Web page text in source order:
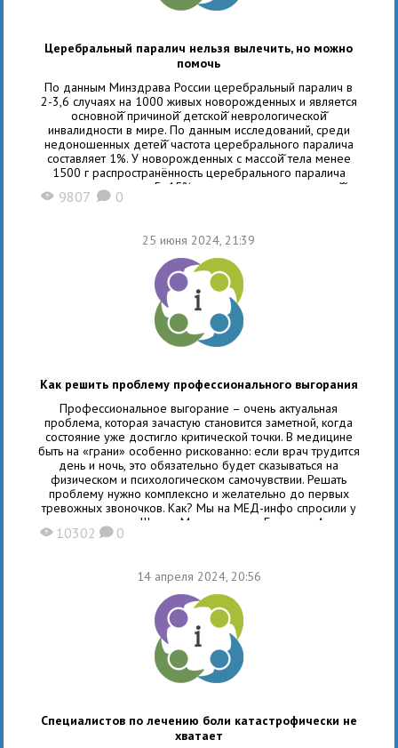
Церебральный паралич нельзя вылечить, но можно
помочь
По данным Минздрава России церебральный паралич в
2-3,6 случаях на 1000 живых новорожденных и является
основной̆ причиной̆ детской̆ неврологической̆
инвалидности в мире. По данным исследований, среди
недоношенных детей̆ частота церебрального паралича
составляет 1%. У новорожденных с массой̆ тела менее
1500 г распространённость церебрального паралича
увеличивается до 5- 15%, а при экстремально низкой̆
X 9807 K 0
25 июня 2024, 21:39
Как решить проблему профессионального выгорания
Профессиональное выгорание – очень актуальная
проблема, которая зачастую становится заметной, когда
состояние уже достигло критической точки. В медицине
быть на «грани» особенно рискованно: если врач трудится
день и ночь, это обязательно будет сказываться на
физическом и психологическом самочувствии. Решать
проблему нужно комплексно и желательно до первых
тревожных звоночков. Как? Мы на МЕД-инфо спросили у
руководителя «Школы Медицинского Бизнеса» Анны
Соломахиной. Понятие профессионального
X 10302 K 0
14 апреля 2024, 20:56
Специалистов по лечению боли катастрофически не
хватает